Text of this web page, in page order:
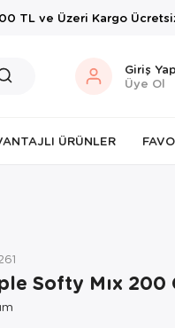
TL ve Üzeri Kargo Ücretsiz
Giriş Yap
Üye Ol
ÜRÜNLER
Softy Mıx 200